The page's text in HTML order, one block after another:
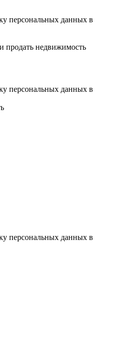
персональных данных в
продать недвижимость
персональных данных в
персональных данных в